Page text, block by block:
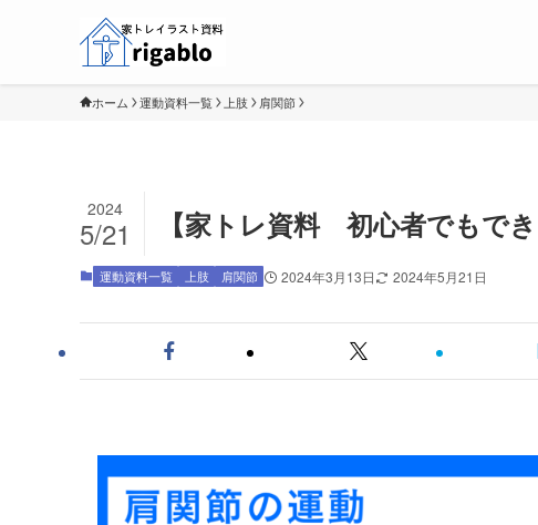
ホーム 運動資料一覧 上肢 肩関節
【家トレ資料 初心者でもでき
2024
5/21
運動資料一覧 上肢 肩関節 2024年3月13日 2024年5月21日